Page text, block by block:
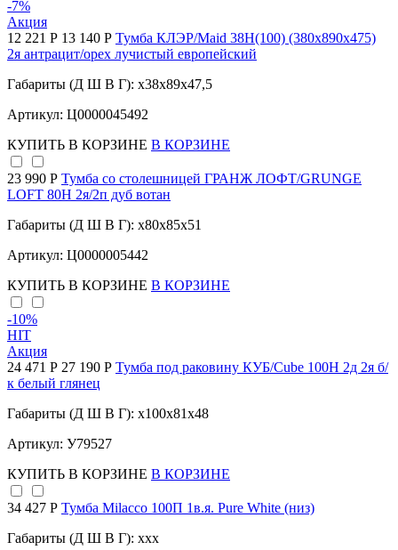
-7%
Акция
12 221 Р 13 140 Р Тумба КЛЭР/Maid 38Н(100) (380х890х475)
2я антрацит/орех лучистый европейский
Габариты (Д Ш В Г): x38x89x47,5
Артикул: Ц0000045492
КУПИТЬ В КОРЗИНЕ В КОРЗИНЕ
23 990 Р Тумба со столешницей ГРАНЖ ЛОФТ/GRUNGE
LOFT 80Н 2я/2п дуб вотан
Габариты (Д Ш В Г): x80x85x51
Артикул: Ц0000005442
КУПИТЬ В КОРЗИНЕ В КОРЗИНЕ
-10%
HIT
Акция
24 471 Р 27 190 Р Тумба под раковину КУБ/Cube 100Н 2д 2я б/
к белый глянец
Габариты (Д Ш В Г): x100x81x48
Артикул: У79527
КУПИТЬ В КОРЗИНЕ В КОРЗИНЕ
34 427 Р Тумба Milacco 100П 1в.я. Pure White (низ)
Габариты (Д Ш В Г): xxx